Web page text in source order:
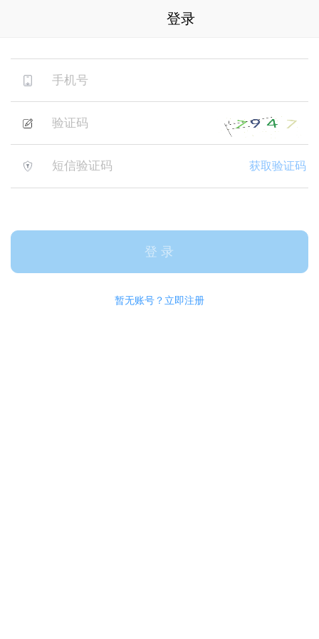
登录
获取验证码
登 录
暂无账号？立即注册